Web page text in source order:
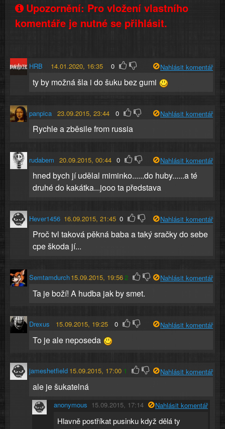
Upozornění: Pro vložení vlastního
komentáře je nutné se přihlásit.
HRB 14.01.2020, 16:35 0 Nahlásit komentář
ty by možná šla i do šuku bez gumi
panpica 23.09.2015, 23:44 0 Nahlásit komentář
Rychle a zběsile from russia
rudabem 20.09.2015, 00:44 0 Nahlásit komentář
hned bych jí udělal miminko......do huby......a té
druhé do kakátka...jooo ta představa
Hever1456 16.09.2015, 21:45 0 Nahlásit komentář
Proč tvl taková pěkná baba a taký sračky do sebe
cpe škoda jí...
Semtamdurch15.09.2015, 19:562 Nahlásit komentář
Ta je boží! A hudba jak by smet.
Drexus 15.09.2015, 19:25 0 Nahlásit komentář
To je ale neposeda
jameshetfield 15.09.2015, 17:00 1 Nahlásit komentář
ale je šukatelná
anonymous 15.09.2015, 17:14 Nahlásit komentář
Hlavně postříkat pusinku když dělá ty